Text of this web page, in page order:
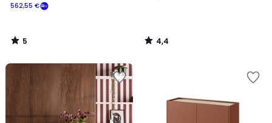
562,55 €
5
/
4,4
/